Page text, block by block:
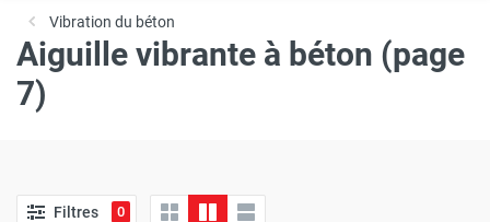
Vibration du béton
Aiguille vibrante à béton (page
7)
Filtres 0